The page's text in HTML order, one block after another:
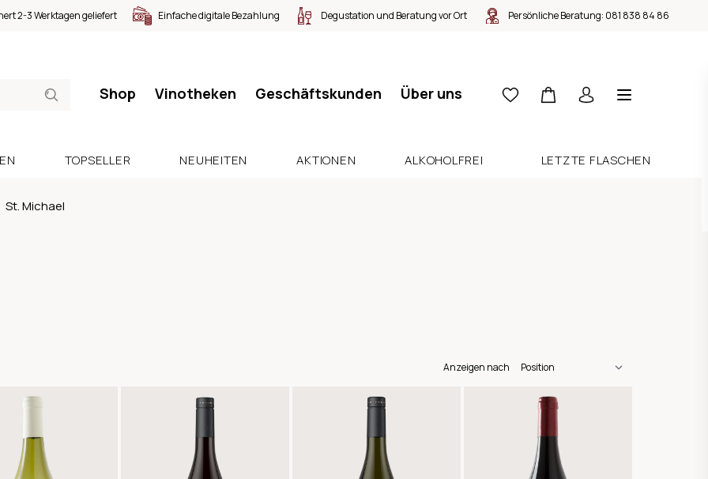
2-3 Werktagen geliefert Einfache digitale Bezahlung Degustation und Beratung vor Ort Persönliche Beratung: 081 838 84 86
Shop Vinotheken Geschäftskunden Über uns
TOPSELLER NEUHEITEN AKTIONEN ALKOHOLFREI LETZTE FLASCHEN
St. Michael
Anzeigen nach